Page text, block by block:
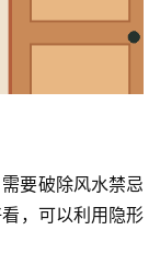
要破除风水禁忌
，可以利用隐形